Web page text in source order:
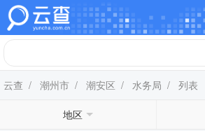
云查 / 潮州市 / 潮安区 / 水务局 / 列表
地区